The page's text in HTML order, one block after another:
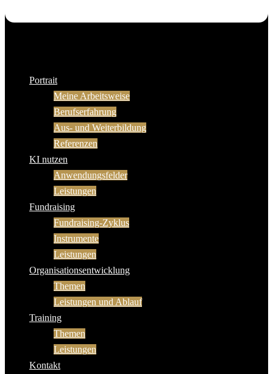
Portrait
Meine Arbeitsweise
Berufserfahrung
Aus- und Weiterbildung
Referenzen
KI nutzen
Anwendungsfelder
Leistungen
Fundraising
Fundraising-Zyklus
Instrumente
Leistungen
Organisationsentwicklung
Themen
Leistungen und Ablauf
Training
Themen
Leistungen
Kontakt